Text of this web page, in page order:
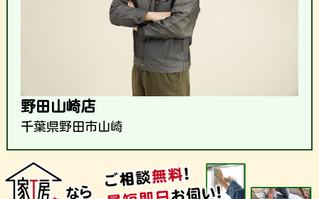
野田山崎店
千葉県野田市山崎